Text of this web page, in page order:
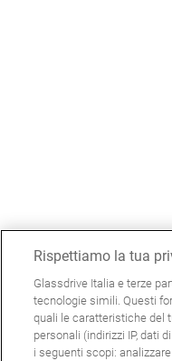
Rispettiamo la tua
Glassdrive Italia e terze
tecnologie simili. Questi
quali le caratteristiche del
personali (indirizzi IP, dati
i seguenti scopi: